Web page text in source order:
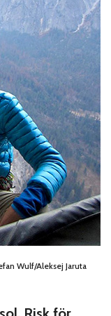
Wulf/Aleksej Jaruta